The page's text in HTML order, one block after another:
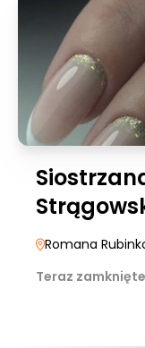
Romana
Teraz zamknięte